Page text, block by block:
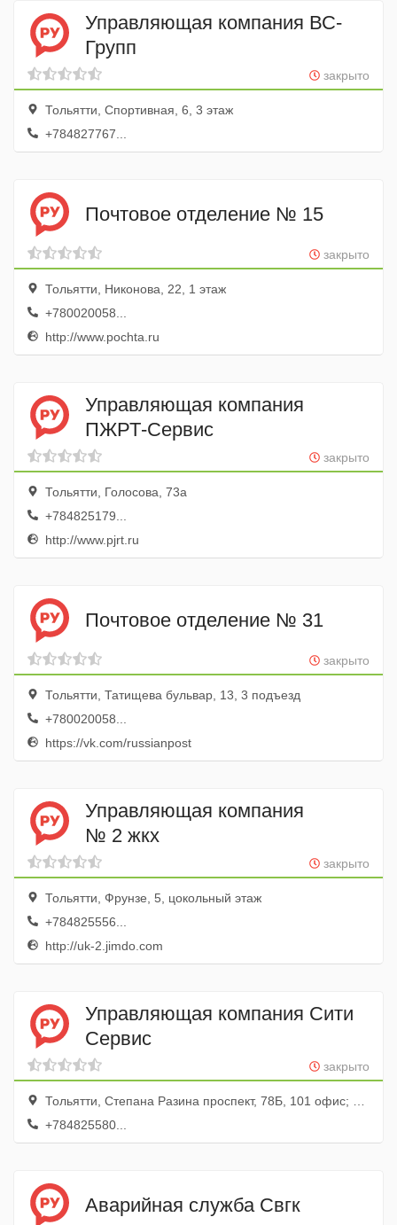
Управляющая компания ВС-
Групп
закрыто
Тольятти, Спортивная, 6, 3 этаж
+784827767...
Почтовое отделение № 15
закрыто
Тольятти, Никонова, 22, 1 этаж
+780020058...
http://www.pochta.ru
Управляющая компания
ПЖРТ-Сервис
закрыто
Тольятти, Голосова, 73а
+784825179...
http://www.pjrt.ru
Почтовое отделение № 31
закрыто
Тольятти, Татищева бульвар, 13, 3 подъезд
+780020058...
https://vk.com/russianpost
Управляющая компания
№ 2 жкх
закрыто
Тольятти, Фрунзе, 5, цокольный этаж
+784825556...
http://uk-2.jimdo.com
Управляющая компания Сити
Сервис
закрыто
Тольятти, Степана Разина проспект, 78Б, 101 офис; 1 этаж
+784825580...
Аварийная служба Свгк